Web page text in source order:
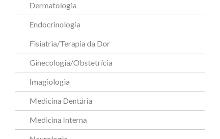
Dermatologia
Endocrinologia
Fisiatria/Terapia da Dor
Ginecologia/Obstetrícia
Imagiologia
Medicina Dentária
Medicina Interna